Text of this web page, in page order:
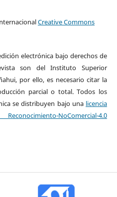
Creative Commons
electrónica bajo derechos de
son del Instituto Superior
por ello, es necesario citar la
parcial o total. Todos los
se distribuyen bajo una licencia
NoComercial-4.0